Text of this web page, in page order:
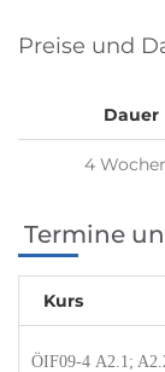
Preise und
Dauer
4
Termine
Kurs
ÖIF09-4 A2.1;